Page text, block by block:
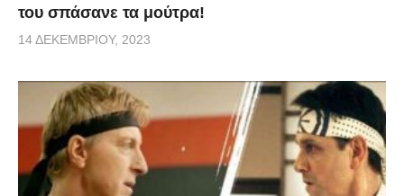
του σπάσανε τα μούτρα!
14 ΔΕΚΕΜΒΡΊΟΥ, 2023